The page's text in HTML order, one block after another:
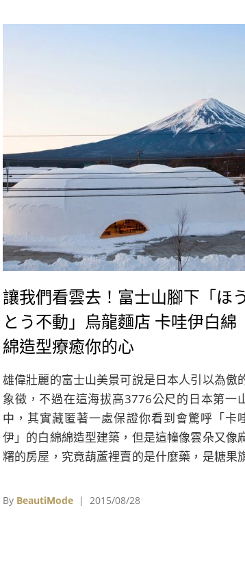
讓我們看雲去！富士山腳下「ほ
とう不動」烏龍麵店 卡哇伊白綿
綿造型療癒你的心
雄偉壯麗的富士山美景可說是日本人引以為傲
象徵，不過在這海拔高3776公尺的日本第一
中，其實藏匿著一處保證你看到會驚呼「卡
伊」的白綿綿造型建築，但是這幢像雲朵又像
糬的房屋，究竟葫蘆裡賣的是什麼藥，是糖果
其實這個坐落於日本山梨縣富士山南面的巨大白
By BeautiMode | 2015/08/28